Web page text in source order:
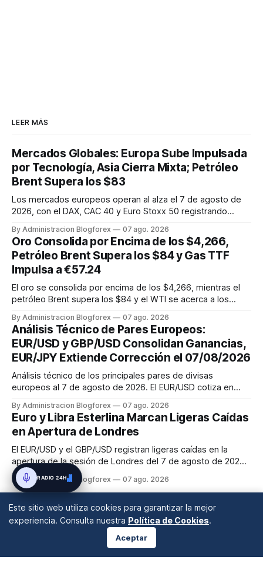
LEER MÁS
Mercados Globales: Europa Sube Impulsada
por Tecnología, Asia Cierra Mixta; Petróleo
Brent Supera los $83
Los mercados europeos operan al alza el 7 de agosto de
2026, con el DAX, CAC 40 y Euro Stoxx 50 registrando
mixta, con el Nikkei 225 a la baja y Shanghái y Hang Seng en
positivo. El crudo Brent supera los 83 dólares por barril
debido ...
By Administracion Blogforex 07 ago. 2026
Oro Consolida por Encima de los $4,266,
Petróleo Brent Supera los $84 y Gas TTF
Impulsa a €57.24
El oro se consolida por encima de los $4,266, mientras el
petróleo Brent supera los $84 y el WTI se acerca a los
ganancias, cotizando a €57.24.
By Administracion Blogforex 07 ago. 2026
Análisis Técnico de Pares Europeos:
EUR/USD y GBP/USD Consolidan Ganancias,
EUR/JPY Extiende Corrección el 07/08/2026
Análisis técnico de los principales pares de divisas
europeos al 7 de agosto de 2026. El EUR/USD cotiza en
la EMA50. El GBP/USD se sitúa en 1.3454, mostrando un
intento de recuperación sobre la EMA50. El EUR/JPY se
corrige a la baja hasta...
By Administracion Blogforex 07 ago. 2026
Euro y Libra Esterlina Marcan Ligeras Caídas
en Apertura de Londres
El EUR/USD y el GBP/USD registran ligeras caídas en la
apertura de la sesión de Londres del 7 de agosto de 2026,
con el euro en torno a 1.1522 y la libra en 1.3452, mientras
los mercados consolidan.
By Administracion Blogforex 07 ago. 2026
Este sitio web utiliza cookies para garantizar la mejor
experiencia. Consulta nuestra Política de Cookies.
Aceptar
RADIO 24H